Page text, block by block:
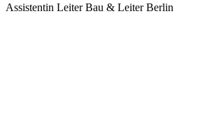
Assistentin Leiter Bau & Leiter Berlin